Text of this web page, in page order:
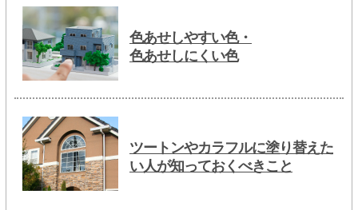
色あせしやすい色・
色あせしにくい色
ツートンやカラフルに塗り替えた
い人が知っておくべきこと